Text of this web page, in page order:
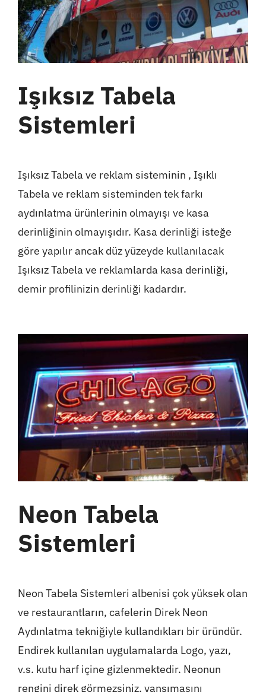
Işıksız Tabela
Sistemleri
Işıksız Tabela ve reklam sisteminin , Işıklı
Tabela ve reklam sisteminden tek farkı
aydınlatma ürünlerinin olmayışı ve kasa
derinliğinin olmayışıdır. Kasa derinliği isteğe
göre yapılır ancak düz yüzeyde kullanılacak
Işıksız Tabela ve reklamlarda kasa derinliği,
demir profilinizin derinliği kadardır.
Neon Tabela
Sistemleri
Neon Tabela Sistemleri albenisi çok yüksek olan
ve restaurantların, cafelerin Direk Neon
Aydınlatma tekniğiyle kullandıkları bir üründür.
Endirek kullanılan uygulamalarda Logo, yazı,
v.s. kutu harf içine gizlenmektedir. Neonun
rengini direk görmezsiniz, yansımasını